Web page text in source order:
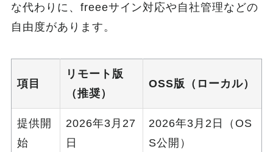
な代わりに、freeeサイン対応や自社管理などの
自由度があります。
項目
リモート版
（推奨）
OSS版（ローカル）
提供開
始
2026年3月27
日
2026年3月2日（OS
S公開）